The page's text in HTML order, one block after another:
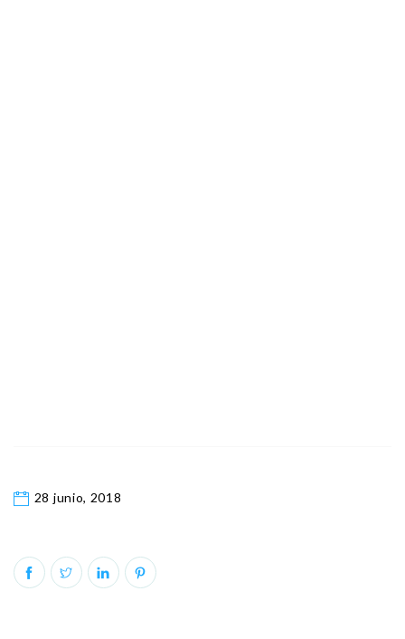
28 junio, 2018